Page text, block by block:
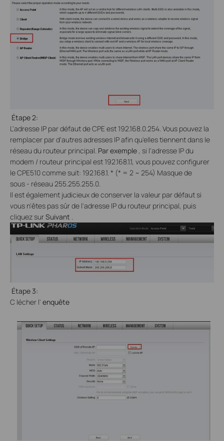
Étape 2:
L'adresse IP par défaut de CPE est 192.168.0.254. Vous pouvez la
remplacer par d'autres adresses IP afin qu'elles tiennent dans le
réseau du routeur principal. Par exemple , si l'adresse IP du
modem / routeur principal est 192.168.1.1, vous pouvez configurer
le CPE510 comme suit: 192.168.1. * (* = 2 ~ 254) Masque de
sous - réseau 255.255.255.0.
Il est également judicieux de conserver la valeur par défaut si
vous n'êtes pas sûr de l'adresse IP du routeur principal, puis
cliquez surSuivant .
Étape 3:
C lécher l' enquête